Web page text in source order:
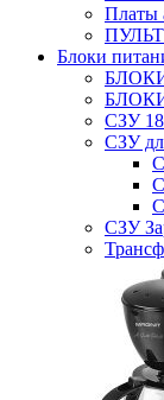
Платы
Блоки
СЗУ
СЗУ
СЗУ